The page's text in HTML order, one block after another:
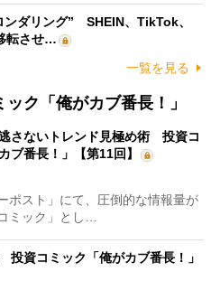
ンダリング” SHEIN、TikTok、
転させ…
一覧を見る
ク「俺がカブ番長！」
逃さないトレンド見極め術 投資コ
ブ番長！」【第11回】
スト」にて、圧倒的な情報量が
ミック」とし…
資コミック「俺がカブ番長！」